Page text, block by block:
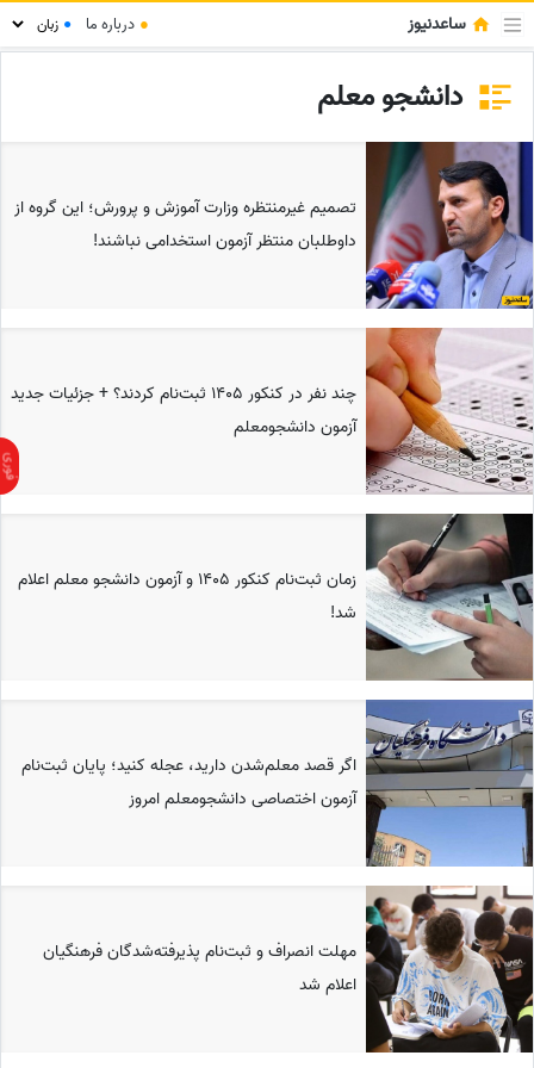
ساعدنیوز ● درباره ما ●
دانشجو معلم
تصمیم غیرمنتظره وزارت آموزش و پرورش؛ این گروه از
داوطلبان منتظر آزمون استخدامی نباشند!
چند نفر در کنکور 1405 ثبت‌نام کردند؟ + جزئیات جدید
آزمون دانشجومعلم
زمان ثبت‌نام کنکور 1405 و آزمون دانشجو معلم اعلام
شد!
اگر قصد معلم‌شدن دارید، عجله کنید؛ پایان ثبت‌نام
آزمون اختصاصی دانشجو‌معلم امروز
مهلت انصراف و ثبت‌نام پذیرفته‌شدگان فرهنگیان
اعلام شد